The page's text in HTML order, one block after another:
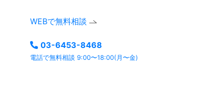
WEBで無料相談
03-6453-8468
電話で無料相談 9:00〜18:00(月〜金)